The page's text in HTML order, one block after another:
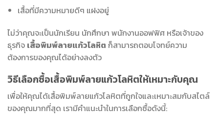
เสื้อที่มีความหมายดีๆ แฝงอยู่
ไม่ว่าคุณจะเป็นนักเรียน นักศึกษา พนักงานออฟฟิศ หรือเจ้าของ
ธุรกิจ เสื้อพิมพ์ลายแก้วโลหิต ก็สามารถตอบโจทย์ความ
ต้องการของคุณได้อย่างลงตัว
วิธีเลือกซื้อเสื้อพิมพ์ลายแก้วโลหิตให้เหมาะกับคุณ
เพื่อให้คุณได้เสื้อพิมพ์ลายแก้วโลหิตที่ถูกใจและเหมาะสมกับสไตล์
ของคุณมากที่สุด เรามีคำแนะนำในการเลือกซื้อดังนี้: